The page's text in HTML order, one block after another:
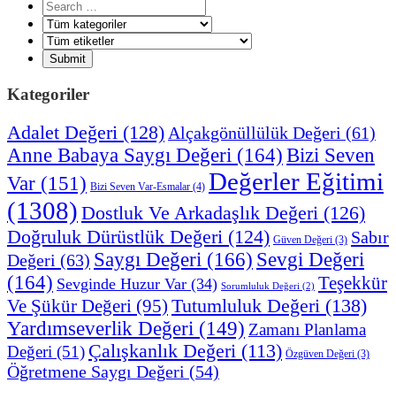
Adalet Değeri(128)Alçakgönüllülük Değeri(61)
Anne Babaya Saygı Değeri(164)Bizi Seven
Var(151)
Değerler Eğitimi
(1308)Dostluk Ve Arkadaşlık Değeri(126)
Doğruluk Dürüstlük Değeri(124) Güven Değeri(3) Sabır
Değeri(63)Saygı Değeri(166)Sevgi Değeri
(164) Sevginde Huzur Var(34) Sorumluluk Değeri (2) Teşekkür
Ve Şükür Değeri(95)Tutumluluk Değeri(138)
Yardımseverlik Değeri(149) Zamanı Planlama
Değeri(51)Çalışkanlık Değeri(113)
Öğretmene Saygı Değeri
(54)